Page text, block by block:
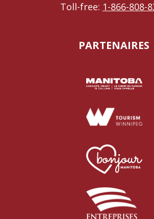
Toll-free: 1-866-808-
PARTENAIRES